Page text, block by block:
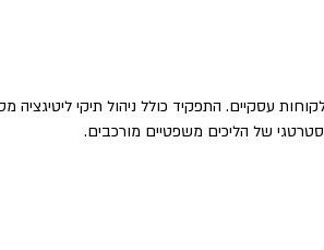
עסקיים. התפקיד כולל ניהול תיקי ליטיגציה
של הליכים משפטיים מורכבים.